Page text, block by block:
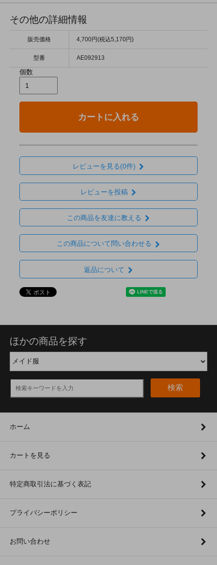
その他の詳細情報
販売価格 4,700円(税込5,170円)
型番 AE092913
個数
カートに入れる
レビューを見る(0件)
レビューを投稿
この商品を友達に教える
この商品について問い合わせる
返品について
ほかの商品を探す
検索
ホーム
カートを見る
特定商取引法に基づく表記
プライバシーポリシー
お問い合わせ